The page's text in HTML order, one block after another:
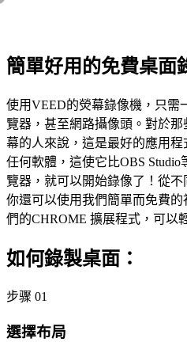
簡單好用的免費桌面
使用VEED的熒幕錄像機，只需
覽器，甚至網路攝像頭。對於
幕的人來說，這是最好的應用
任何軟體，這使它比OBS
覽器，就可以開始錄像了！從
你還可以使用我們簡單而免費
們的CHROME 擴展程式，可以
如何錄製桌面：
步骤 01
選擇布局